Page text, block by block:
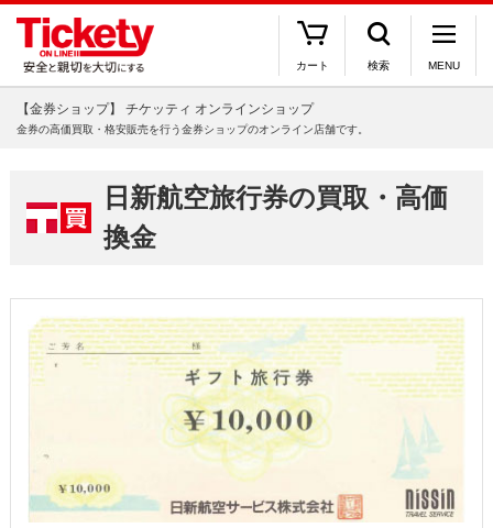
カート 検索 MENU
【金券ショップ】 チケッティ オンラインショップ
金券の高価買取・格安販売を行う金券ショップのオンライン店舗です。
日新航空旅行券の買取・高価
換金